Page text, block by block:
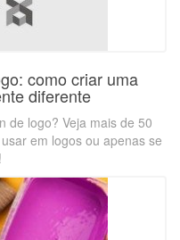
como criar uma
diferente
de logo? Veja mais de 50
em logos ou apenas se